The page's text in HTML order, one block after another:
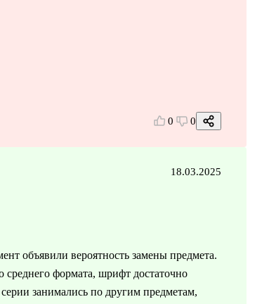
0 0
18.03.2025
объявили вероятность замены предмета.
среднего формата, шрифт достаточно
занимались по другим предметам,